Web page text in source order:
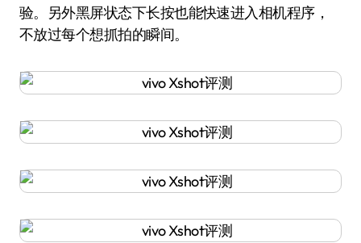
验。另外黑屏状态下长按也能快速进入相机程序，
不放过每个想抓拍的瞬间。